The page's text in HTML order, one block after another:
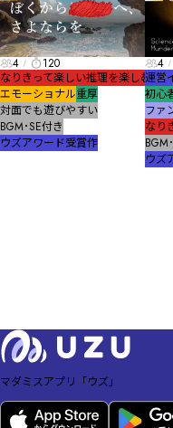
4
120
なりきって楽しい推理を楽しむ
エモーショナル重厚
対面でも遊びやすい
BGM･SE付き
ウズアワード受賞作
4
運営
初心
ファ
なり
BGM
ウズ
マダミスアプリ「ウズ」